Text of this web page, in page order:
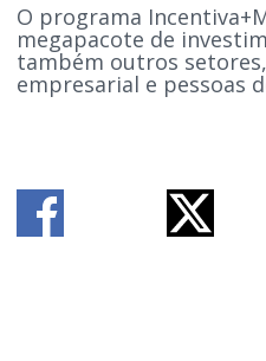
O programa
megapacote de
também outros
empresarial e pessoas